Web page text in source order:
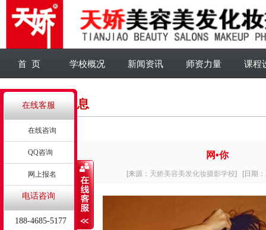
首 页 学校概况 新闻资讯 师资力量 课程
详细信息
网•你
[来源： 天娇美容美发化妆摄影学校] [日期
在线客服
在线咨询
QQ咨询
网上报名
电话咨询
188-4685-5177